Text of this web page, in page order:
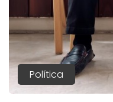
Política